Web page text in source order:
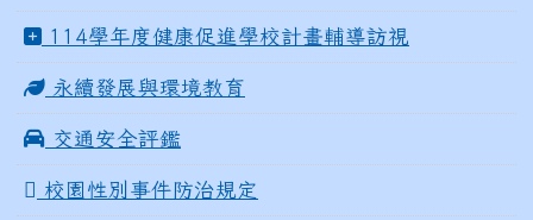
114學年度健康促進學校計畫輔導訪視
永續發展與環境教育
交通安全評鑑
校園性別事件防治規定